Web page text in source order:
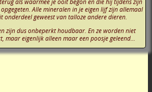
als waarmee je ooit begon en die hij tijdens zijn
Alle mineralen in je eigen lijf zijn allemaal
onderdeel geweest van talloze andere dieren.
zijn dus onbeperkt houdbaar. En ze worden niet
maar eigenlijk alleen maar een poosje geleend...